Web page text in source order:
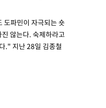
도파민이 자극되는 숏
않는다. 숙제하라고
." 지난 28일 김종철